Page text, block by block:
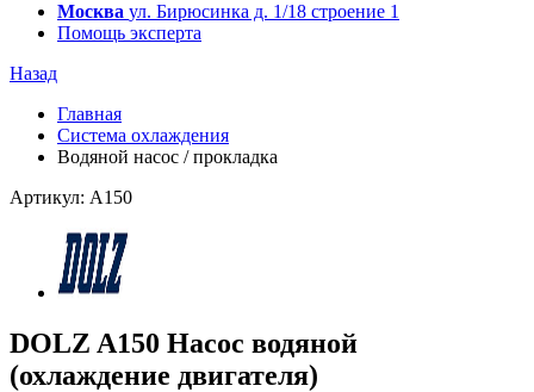
Москва ул. Бирюсинка д. 1/18 строение 1
Помощь эксперта
Назад
Главная
Система охлаждения
Водяной насос / прокладка
Артикул: A150
DOLZ A150 Насос водяной
(охлаждение двигателя)